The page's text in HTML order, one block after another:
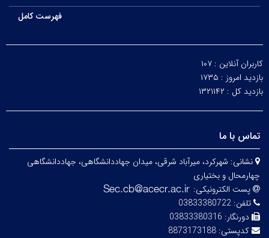
فهرست کامل
کاربران آنلاین : ۱۰۷
بازدید امروز : ۱۷۳۵
بازدید کل : ۱۳۲۱۱۴۲
تماس با ما
نشانی: شهرکرد، میرآباد شرقی، میدان جهاددانشگاهی، جهاددانشگاهی
چهارمحال و بختیاری
پست الکترونیکی:
تلفن: 03833380722
دورنگار: 03833380316
کدپستی: 8873173188